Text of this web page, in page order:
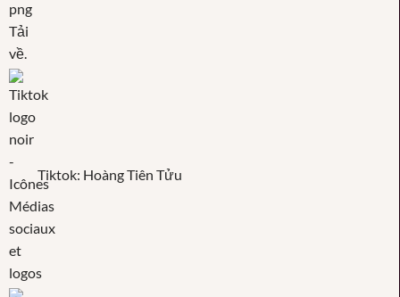
Tiktok: Hoàng Tiên Tửu